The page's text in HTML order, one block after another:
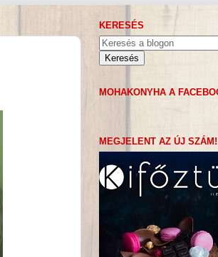
KERESÉS
MOHAKONYHA A
MEGJELENT AZ ÚJ SZÁM!